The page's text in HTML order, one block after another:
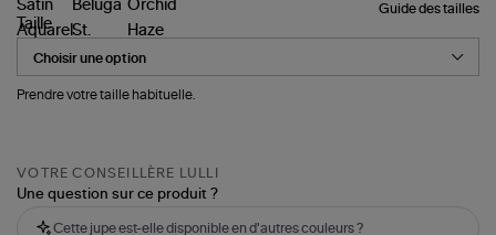
Guide des tailles
Taille
Prendre votre taille habituelle.
VOTRE CONSEILLÈRE LULLI
Une question sur ce produit ?
Cette jupe est-elle disponible en d'autres couleurs ?